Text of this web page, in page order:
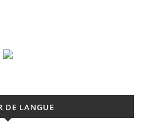
DE LANGUE